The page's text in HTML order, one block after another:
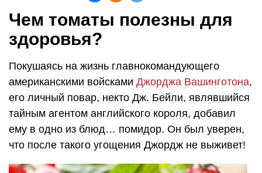
Чем томаты полезны для
здоровья?
Покушаясь на жизнь главнокомандующего
амери­канскими войсками Джорджа Вашинготона,
его личный повар, некто Дж. Бейли, являвшийся
тайным агентом английского короля, добавил
ему в одно из блюд… помидор. Он был уверен,
что после такого угощения Джордж не выживет!